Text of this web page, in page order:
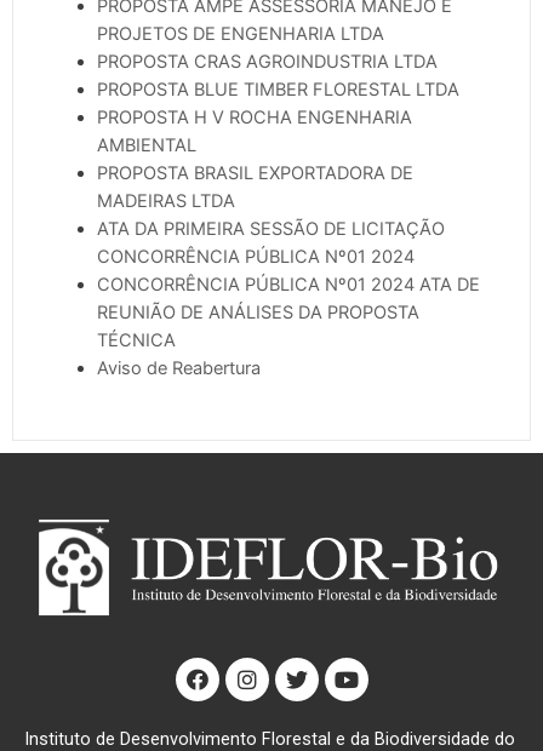
PROPOSTA AMPE ASSESSORIA MANEJO E
PROJETOS DE ENGENHARIA LTDA
PROPOSTA CRAS AGROINDUSTRIA LTDA
PROPOSTA BLUE TIMBER FLORESTAL LTDA
PROPOSTA H V ROCHA ENGENHARIA
AMBIENTAL
PROPOSTA BRASIL EXPORTADORA DE
MADEIRAS LTDA
ATA DA PRIMEIRA SESSÃO DE LICITAÇÃO
CONCORRÊNCIA PÚBLICA Nº01 2024
CONCORRÊNCIA PÚBLICA Nº01 2024 ATA DE
REUNIÃO DE ANÁLISES DA PROPOSTA
TÉCNICA
Aviso de Reabertura
F
a
c
e
I
n
s
t
T
w
i
t
Y
o
u
t
Instituto de Desenvolvimento Florestal e da Biodiversidade do